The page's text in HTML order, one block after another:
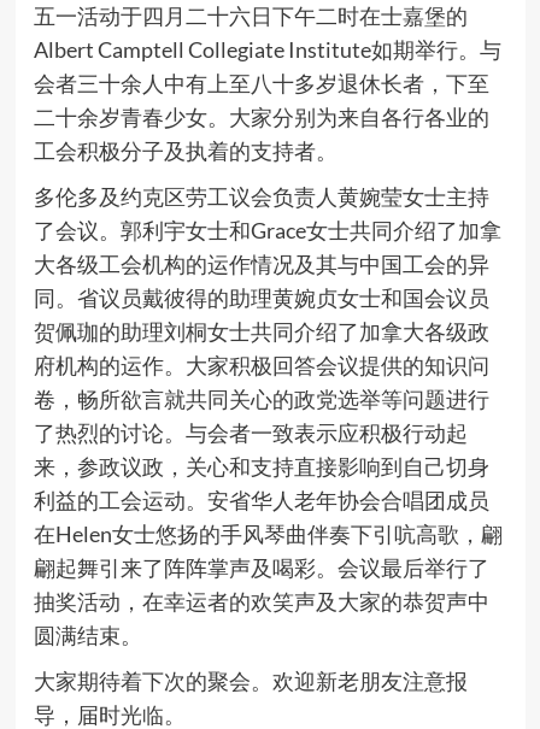
五一活动于四月二十六日下午二时在士嘉堡的
Albert Camptell Collegiate Institute如期举行。与
会者三十余人中有上至八十多岁退休长者，下至
二十余岁青春少女。大家分别为来自各行各业的
工会积极分子及执着的支持者。
多伦多及约克区劳工议会负责人黄婉莹女士主持
了会议。郭利宇女士和Grace女士共同介绍了加拿
大各级工会机构的运作情况及其与中国工会的异
同。省议员戴彼得的助理黄婉贞女士和国会议员
贺佩珈的助理刘桐女士共同介绍了加拿大各级政
府机构的运作。大家积极回答会议提供的知识问
卷，畅所欲言就共同关心的政党选举等问题进行
了热烈的讨论。与会者一致表示应积极行动起
来，参政议政，关心和支持直接影响到自己切身
利益的工会运动。安省华人老年协会合唱团成员
在Helen女士悠扬的手风琴曲伴奏下引吭高歌，翩
翩起舞引来了阵阵掌声及喝彩。会议最后举行了
抽奖活动，在幸运者的欢笑声及大家的恭贺声中
圆满结束。
大家期待着下次的聚会。欢迎新老朋友注意报
导，届时光临。